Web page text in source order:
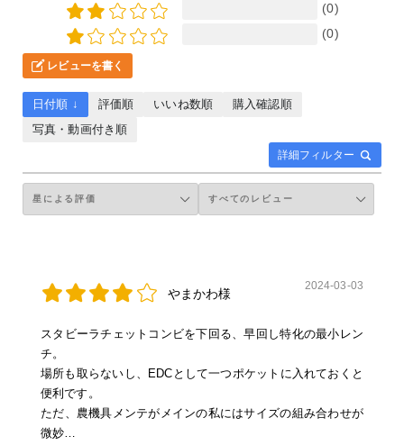
(0)
(0)
レビューを書く
詳細フィルター
日付順 ↓ 評価順 いいね数順
購入確認順
写真・動画付き順
やまかわ様
2024-03-03
スタビーラチェットコンビを下回る、早回し特化の最小レン
チ。
場所も取らないし、EDCとして一つポケットに入れておくと
便利です。
ただ、農機具メンテがメインの私にはサイズの組み合わせが
微妙…